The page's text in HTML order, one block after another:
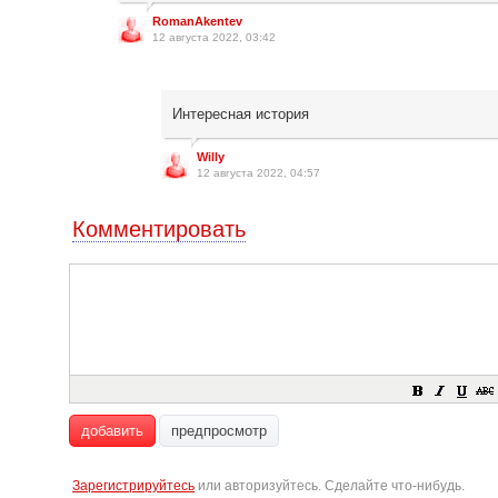
RomanAkentev
12 августа 2022, 03:42
Интересная история
Willy
12 августа 2022, 04:57
Комментировать
добавить предпросмотр
Зарегистрируйтесь или авторизуйтесь. Сделайте что-нибудь.